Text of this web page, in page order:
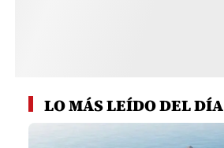
LO MÁS LEÍDO DEL DÍA